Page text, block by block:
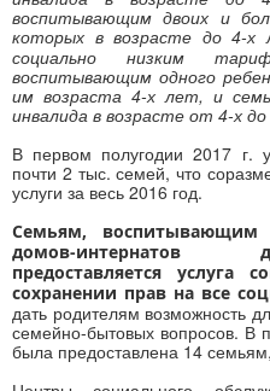
воспитывающим двоих и
которых в возрасте до 4-х
социально низким
воспитывающим одного
им возраста 4-х лет, и
инвалида в возрасте от 4-х
В первом полугодии 2017 г.
почти 2 тыс. семей, что
услуги за весь 2016 год.
Семьям, воспитывающим
домов-интернатов
предоставляется услуга
сохранении прав на все
дать родителям возможность
семейно-бытовых вопросов. В
была предоставлена 14